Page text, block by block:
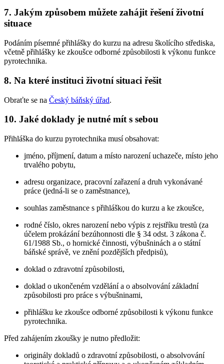
7. Jakým způsobem můžete zahájit řešení životní
situace
Podáním písemné přihlášky do kurzu na adresu školícího střediska,
včetně přihlášky ke zkoušce odborné způsobilosti k výkonu funkce
pyrotechnika.
8. Na které instituci životní situaci řešit
Obraťte se na Český báňský úřad.
10. Jaké doklady je nutné mít s sebou
Přihláška do kurzu pyrotechnika musí obsahovat:
jméno, příjmení, datum a místo narození uchazeče, místo jeho
trvalého pobytu,
adresu organizace, pracovní zařazení a druh vykonávané
práce (jedná-li se o zaměstnance),
souhlas zaměstnance s přihláškou do kurzu a ke zkoušce,
rodné číslo, okres narození nebo výpis z rejstříku trestů (za
účelem prokázání bezúhonnosti dle § 34 odst. 3 zákona č.
61/1988 Sb., o hornické činnosti, výbušninách a o státní
báňské správě, ve znění pozdějších předpisů),
doklad o zdravotní způsobilosti,
doklad o ukončeném vzdělání a o absolvování základní
způsobilosti pro práce s výbušninami,
přihlášku ke zkoušce odborné způsobilosti k výkonu funkce
pyrotechnika.
Před zahájením zkoušky je nutno předložit:
originály dokladů o zdravotní způsobilosti, o absolvování